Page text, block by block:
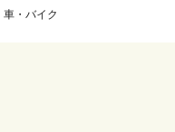
車・バイク